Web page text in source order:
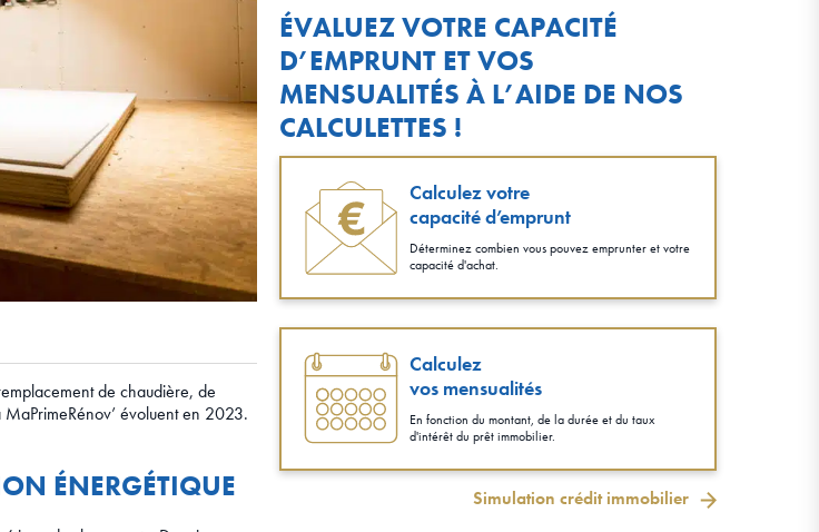
de chaudière, de
évoluent en 2023.
ÉNERGÉTIQUE
ÉVALUEZ VOTRE CAPACITÉ
D’EMPRUNT ET VOS
MENSUALITÉS À L’AIDE DE NOS
CALCULETTES !
Calculez votre
capacité d’emprunt
Déterminez combien vous pouvez emprunter et votre
capacité d'achat.
Calculez
vos mensualités
En fonction du montant, de la durée et du taux
d'intérêt du prêt immobilier.
Simulation crédit immobilier